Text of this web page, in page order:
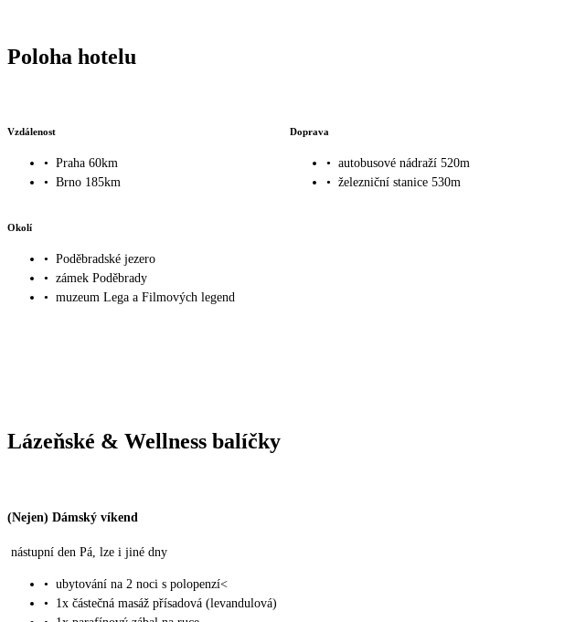
Poloha hotelu
Vzdálenost
• Praha 60km
• Brno 185km
Doprava
• autobusové nádraží 520m
• železniční stanice 530m
Okolí
• Poděbradské jezero
• zámek Poděbrady
• muzeum Lega a Filmových legend
Lázeňské & Wellness balíčky
(Nejen) Dámský víkend
nástupní den Pá, lze i jiné dny
• ubytování na 2 noci s polopenzí<
•
1x částečná masáž přísadová (levandulová)